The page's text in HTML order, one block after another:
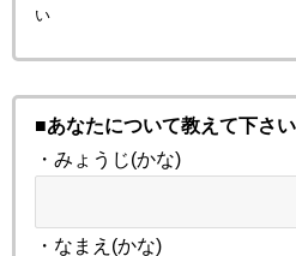
い
■あなたについて教えて下さい
・みょうじ(かな)
・なまえ(かな)